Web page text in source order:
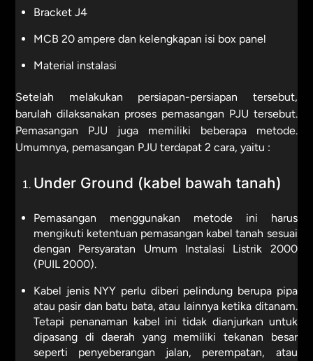
Bracket J4
MCB 20 ampere dan kelengkapan isi box panel
Material instalasi
Setelah melakukan persiapan-persiapan tersebut,
barulah dilaksanakan proses pemasangan PJU tersebut.
Pemasangan PJU juga memiliki beberapa metode.
Umumnya, pemasangan PJU terdapat 2 cara, yaitu :
Under Ground (kabel bawah tanah)
Pemasangan menggunakan metode ini harus
mengikuti ketentuan pemasangan kabel tanah sesuai
dengan Persyaratan Umum Instalasi Listrik 2000
(PUIL 2000).
Kabel jenis NYY perlu diberi pelindung berupa pipa
atau pasir dan batu bata, atau lainnya ketika ditanam.
Tetapi penanaman kabel ini tidak dianjurkan untuk
dipasang di daerah yang memiliki tekanan besar
seperti penyeberangan jalan, perempatan, atau